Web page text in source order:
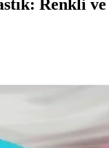
Renkli